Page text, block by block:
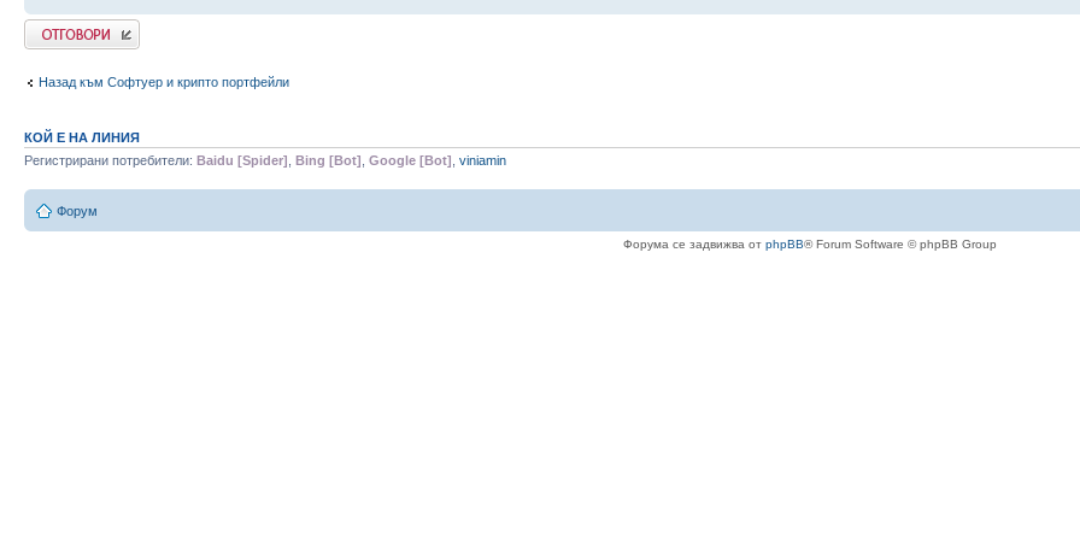
Напиши коментар
Назад към Софтуер и крипто портфейли
КОЙ Е НА ЛИНИЯ
Регистрирани потребители: Baidu [Spider] Bing [Bot] Google [Bot] viniamin
Форум
Форума се задвижва от phpBB® Forum Software © phpBB Group